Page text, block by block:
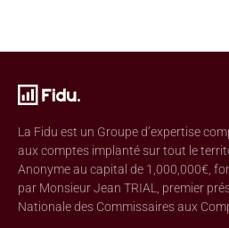
La Fidu est un Groupe d’expertise
aux comptes implanté sur tout le
Anonyme au capital de 1,000,000€,
par Monsieur Jean TRIAL, premier
Nationale des Commissaires aux